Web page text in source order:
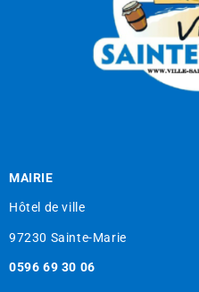
MAIRIE
Hôtel de ville
97230 Sainte-Marie
0596 69 30 06